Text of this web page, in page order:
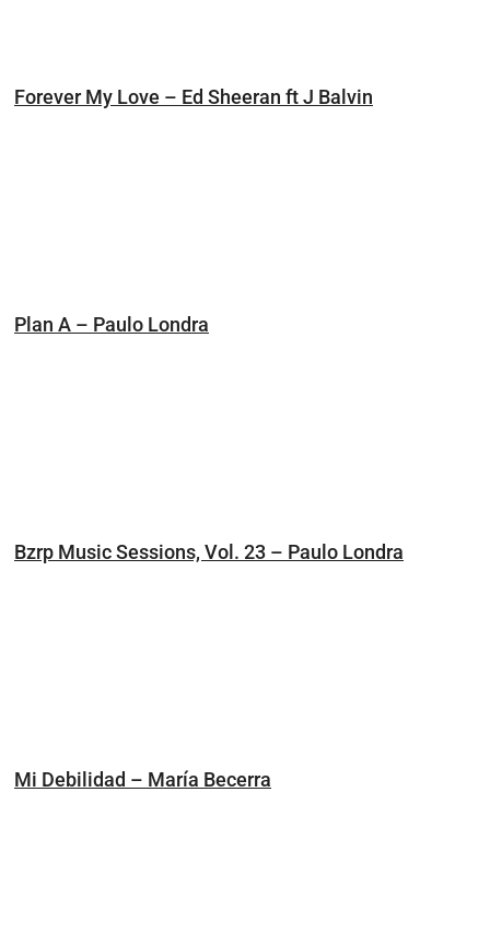
Forever My Love – Ed Sheeran ft J Balvin
Plan A – Paulo Londra
Bzrp Music Sessions, Vol. 23 – Paulo Londra
Mi Debilidad – María Becerra